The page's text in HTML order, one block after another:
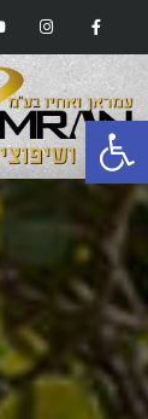
פתח סרגל נגישות